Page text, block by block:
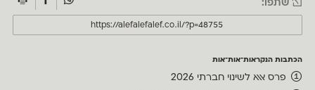
שתפו:
הכתבות הנקראות־אות־אות
פרס אאא לשינוי חברתי 2026